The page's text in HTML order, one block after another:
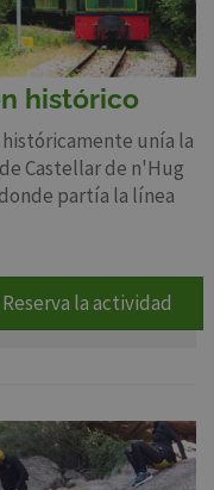
histórico
unía la
Castellar de n'Hug
partía la línea
Reserva la actividad